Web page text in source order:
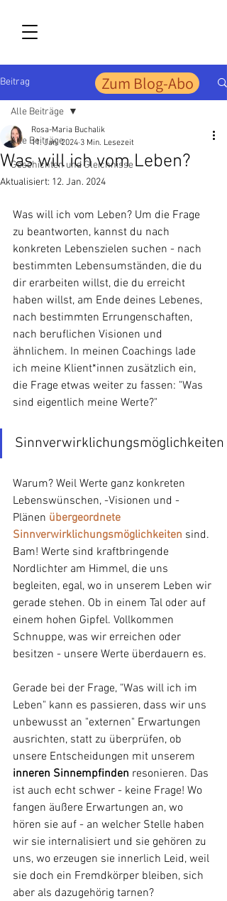
Beitrag
Alle Beiträge
Geschichten und Gleichnisse
Alle Beiträge
Was will ich vom Leben?
Rosa-Maria Buchalik
11. Jan. 2024 3 Min. Lesezeit
Aktualisiert: 12. Jan. 2024
Was will ich vom Leben? Um die Frage
zu beantworten, kannst du nach
konkreten Lebenszielen suchen - nach
bestimmten Lebensumständen, die du
dir erarbeiten willst, die du erreicht
haben willst, am Ende deines Lebenes,
nach bestimmten Errungenschaften,
nach beruflichen Visionen und
ähnlichem. In meinen Coachings lade
ich meine Klient*innen zusätzlich ein,
die Frage etwas weiter zu fassen: "Was
sind eigentlich meine Werte?"
Sinnverwirklichungsmöglichkeiten
Warum? Weil Werte ganz konkreten
Lebenswünschen, -Visionen und -
Plänen übergeordnete
Sinnverwirklichungsmöglichkeiten sind.
Bam! Werte sind kraftbringende
Nordlichter am Himmel, die uns
begleiten, egal, wo in unserem Leben wir
gerade stehen. Ob in einem Tal oder auf
einem hohen Gipfel. Vollkommen
Schnuppe, was wir erreichen oder
besitzen - unsere Werte überdauern es.
Gerade bei der Frage, "Was will ich im
Leben" kann es passieren, dass wir uns
unbewusst an "externen" Erwartungen
ausrichten, statt zu überprüfen, ob
unsere Entscheidungen mit unserem
inneren Sinnempfinden resonieren. Das
ist auch echt schwer - keine Frage! Wo
fangen äußere Erwartungen an, wo
hören sie auf - an welcher Stelle haben
wir sie internalisiert und sie gehören zu
uns, wo erzeugen sie innerlich Leid, weil
sie doch ein Fremdkörper bleiben, sich
aber als dazugehörig tarnen?
Zum Blog-Abo